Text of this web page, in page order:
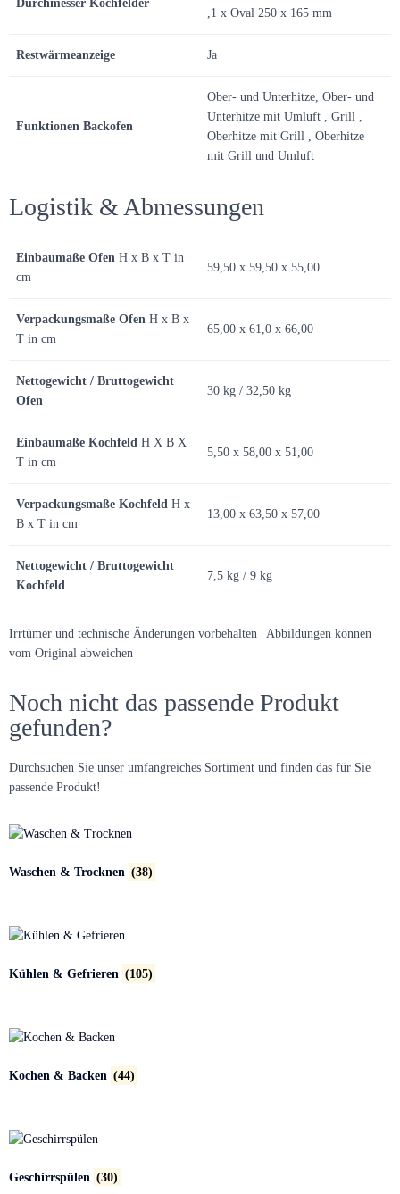
Durchmesser Kochfelder
,1 x Oval 250 x 165 mm
Restwärmeanzeige Ja
Funktionen Backofen
Ober- und Unterhitze, Ober- und
Unterhitze mit Umluft , Grill ,
Oberhitze mit Grill , Oberhitze
mit Grill und Umluft
Logistik & Abmessungen
Einbaumaße Ofen H x B x T in
cm
59,50 x 59,50 x 55,00
Verpackungsmaße Ofen H x B x
T in cm
65,00 x 61,0 x 66,00
Nettogewicht / Bruttogewicht
Ofen
30 kg / 32,50 kg
Einbaumaße Kochfeld H X B X
T in cm
5,50 x 58,00 x 51,00
Verpackungsmaße Kochfeld H x
B x T in cm
13,00 x 63,50 x 57,00
Nettogewicht / Bruttogewicht
Kochfeld
7,5 kg / 9 kg
Irrtümer und technische Änderungen vorbehalten | Abbildungen können
vom Original abweichen
Noch nicht das passende Produkt
gefunden?
Durchsuchen Sie unser umfangreiches Sortiment und finden das für Sie
passende Produkt!
Waschen & Trocknen (38)
Kühlen & Gefrieren (105)
Kochen & Backen (44)
Geschirrspülen (30)